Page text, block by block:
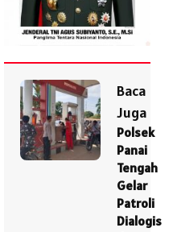
Baca
Juga
Polsek
Panai
Tengah
Gelar
Patroli
Dialogis